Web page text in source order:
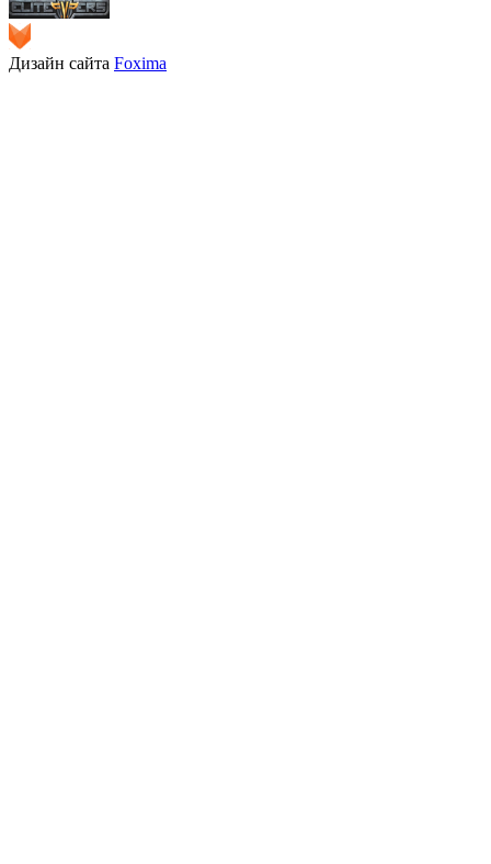
Дизайн сайта Foxima